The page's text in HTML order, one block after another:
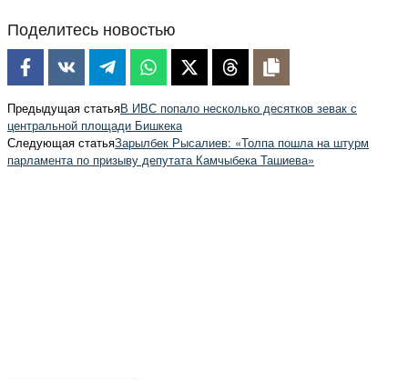
Поделитесь новостью
Предыдущая статьяВ ИВС попало несколько десятков зевак с
центральной площади Бишкека
Следующая статьяЗарылбек Рысалиев: «Толпа пошла на штурм
парламента по призыву депутата Камчыбека Ташиева»